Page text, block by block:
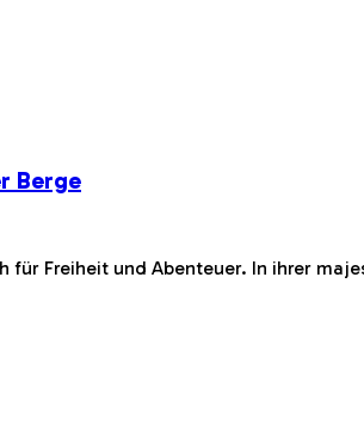
Berge
für Freiheit und Abenteuer. In ihrer